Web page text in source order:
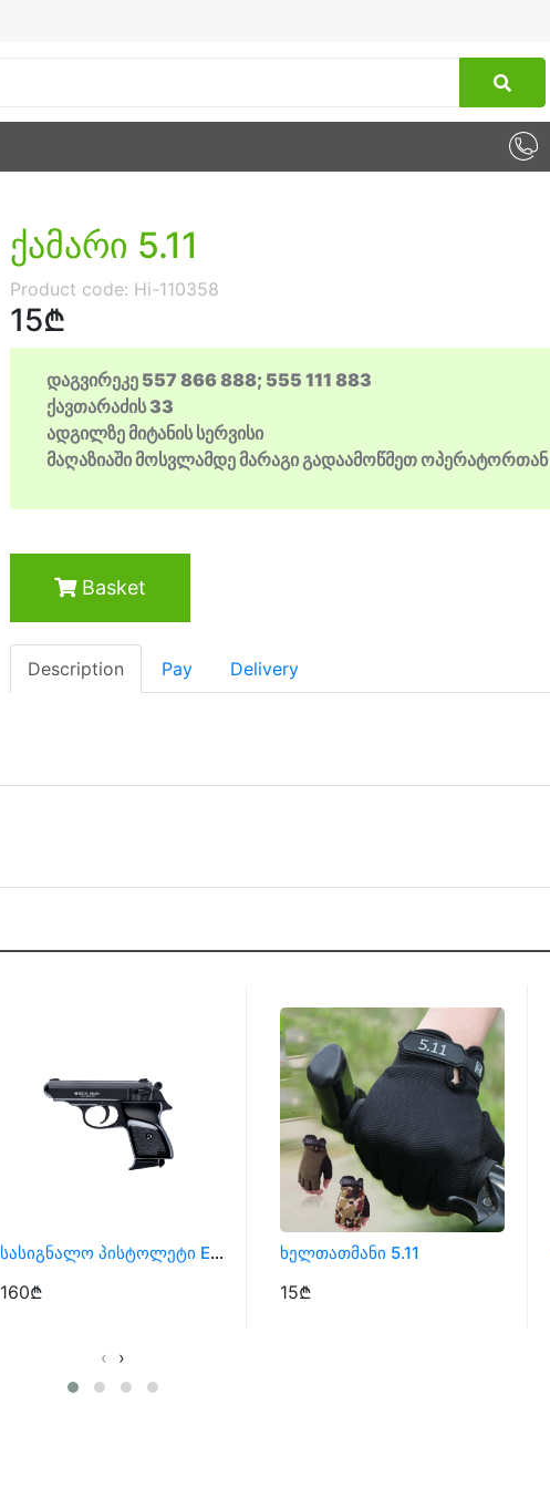
ქამარი 5.11
Product code: Hi-110358
15₾
დაგვირეკე 557 866 888; 555 111 883
ქავთარაძის 33
ადგილზე მიტანის სერვისი
მაღაზიაში მოსვლამდე მარაგი გადაამოწმეთ ოპერატორთან
Basket
Description Pay Delivery
Სასიგნალო Პისტოლეტი Ekol Major Სტარტოვკა
160₾
Ხელთათმანი 5.11
15₾
‹ ›